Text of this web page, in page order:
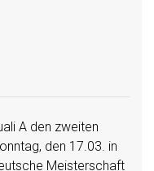
A den zweiten
den 17.03. in
Meisterschaft